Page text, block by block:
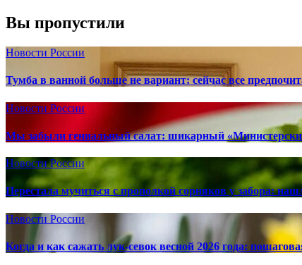
Вы пропустили
Новости России
Тумба в ванной больше не вариант: сейчас все
Новости России
Мы забыли гениальный салат: шикарный
Новости России
Перестала мучиться с прополкой сорняков у забора:
Новости России
Когда и как сажать лук-севок весной 2026 года: